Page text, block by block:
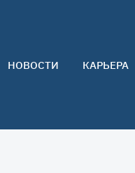
НОВОСТИ КАРЬЕРА